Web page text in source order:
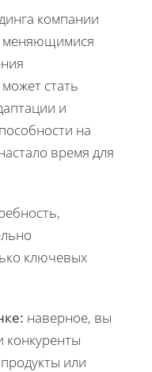
компании
меняющимися
может стать
и
на
время для
ключевых
наверное, вы
конкуренты
или